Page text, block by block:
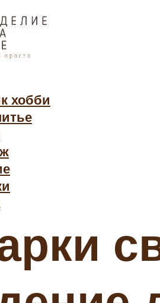
хобби